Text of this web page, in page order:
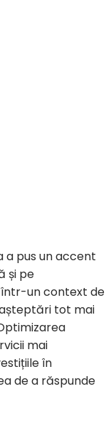
a pus un accent
și pe
un context de
tot mai
mai
în
de a răspunde